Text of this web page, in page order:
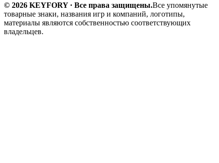
© 2026 KEYFORY · Все права защищены.Все упомянутые
товарные знаки, названия игр и компаний, логотипы,
материалы являются собственностью соответствующих
владельцев.